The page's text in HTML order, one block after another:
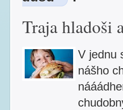
Traja hladoši
V jednu
nášho